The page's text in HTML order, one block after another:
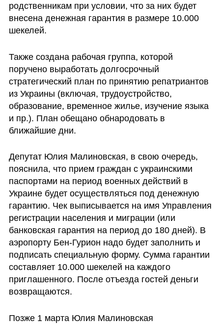
родственникам при условии, что за них будет
внесена денежная гарантия в размере 10.000
шекелей.
Также создана рабочая группа, которой
поручено выработать долгосрочный
стратегический план по принятию репатриантов
из Украины (включая, трудоустройство,
образование, временное жилье, изучение языка
и пр.). План обещано обнародовать в
ближайшие дни.
Депутат Юлия Малиновская, в свою очередь,
пояснила, что прием граждан с украинскими
паспортами на период военных действий в
Украине будет осуществляться под денежную
гарантию. Чек выписывается на имя Управления
регистрации населения и миграции (или
банковская гарантия на период до 180 дней). В
аэропорту Бен-Гурион надо будет заполнить и
подписать специальную форму. Сумма гарантии
составляет 10.000 шекелей на каждого
приглашенного. После отъезда гостей деньги
возвращаются.
Позже 1 марта Юлия Малиновская